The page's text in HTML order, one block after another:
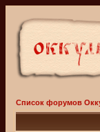
Список форумов